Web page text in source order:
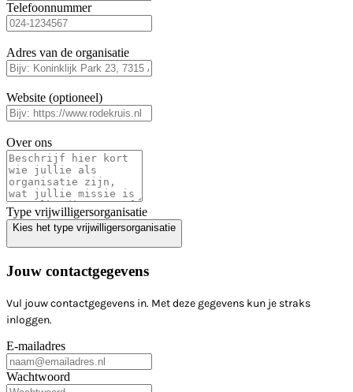
Telefoonnummer
Adres van de organisatie
Website (optioneel)
Over ons
Type vrijwilligersorganisatie
Kies het type vrijwilligersorganisatie
Jouw contactgegevens
Vul jouw contactgegevens in. Met deze gegevens kun je straks
inloggen.
E-mailadres
Wachtwoord